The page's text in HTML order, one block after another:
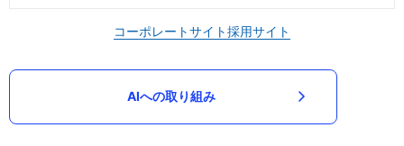
コーポレートサイト採用サイト
AIへの取り組み